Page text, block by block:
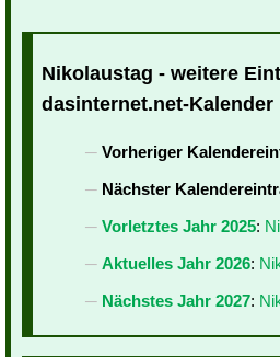
Nikolaustag - weitere
dasinternet.net-Kalender
Vorheriger
Nächster
Vorletztes Jahr 2025:
Aktuelles Jahr 2026:
Nächstes Jahr 2027: